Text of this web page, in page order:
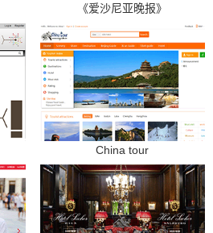
《爱沙尼亚晚报》
China tour